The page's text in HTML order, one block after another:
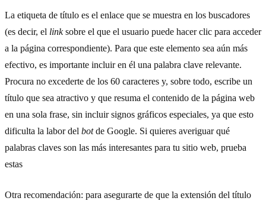
La etiqueta de título es el enlace que se muestra en los buscadores
(es decir, el linksobre el que el usuario puede hacer clic para acceder
a la página correspondiente). Para que este elemento sea aún más
efectivo, es importante incluir en él una palabra clave relevante.
Procura no excederte de los 60 caracteres y, sobre todo, escribe un
título que sea atractivo y que resuma el contenido de la página web
en una sola frase, sin incluir signos gráficos especiales, ya que esto
dificulta la labor del botde Google. Si quieres averiguar qué
palabras claves son las más interesantes para tu sitio web, prueba
estas
Otra recomendación: para asegurarte de que la extensión del título